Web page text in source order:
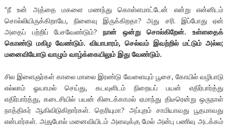
“நீ உன் அத்தை மகளை மணந்து கொள்ளமாட்டேன் என்று என்னிடம்
சொல்லியிருக்கிறாயே, நினைவு இருக்கிறதா? அது சரி. இப்போது ஏன்
அதைப் பற்றிப் பேசவேண்டும்? நான் ஒன்று சொல்கிறேன். உள்ளதைக்
கொண்டு மகிழ வேண்டும். வியாபாரம், செல்வம் இவற்றில் மட்டும் அல்ல;
மனைவியோடு வாழும் வாழ்க்கையிலும் இது வேண்டும்.
சில இளைஞர்கள் காலை மாலை இரண்டு வேளையும் பூசை, கோயில் வழிபாடு
எல்லாம் ஓயாமல் செய்து, கடவுளிடம் நிறையப் பயன் எதிர்பார்த்து
எதிர்பார்த்து, கடைசியில் பயன் கிடைக்காமல் ஏமாந்து திடீரென்று ஒருநாள்
நாத்திகர் ஆகிவிடுகிறார்கள். தெரியுமா? அப்புறம் சாமியாவது பூதமாவது
என்பார்கள். அதுபோல் மனைவியிடம் அளவுக்கு மேல் அன்பு பணிவு அடக்கம்